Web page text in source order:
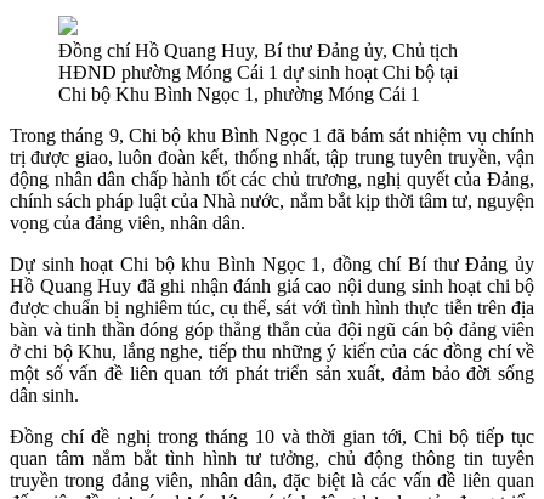
Đồng chí Hồ Quang Huy, Bí thư Đảng ủy, Chủ tịch
HĐND phường Móng Cái 1 dự sinh hoạt Chi bộ tại
Chi bộ Khu Bình Ngọc 1, phường Móng Cái 1
Trong tháng 9, Chi bộ khu Bình Ngọc 1 đã bám sát nhiệm vụ chính
trị được giao, luôn đoàn kết, thống nhất, tập trung tuyên truyền, vận
động nhân dân chấp hành tốt các chủ trương, nghị quyết của Đảng,
chính sách pháp luật của Nhà nước, nắm bắt kịp thời tâm tư, nguyện
vọng của đảng viên, nhân dân.
Dự sinh hoạt Chi bộ khu Bình Ngọc 1, đồng chí Bí thư Đảng ủy
Hồ Quang Huy đã ghi nhận đánh giá cao nội dung sinh hoạt chi bộ
được chuẩn bị nghiêm túc, cụ thể, sát với tình hình thực tiễn trên địa
bàn và tinh thần đóng góp thẳng thắn của đội ngũ cán bộ đảng viên
ở chi bộ Khu, lắng nghe, tiếp thu những ý kiến của các đồng chí về
một số vấn đề liên quan tới phát triển sản xuất, đảm bảo đời sống
dân sinh.
Đồng chí đề nghị trong tháng 10 và thời gian tới, Chi bộ tiếp tục
quan tâm nắm bắt tình hình tư tưởng, chủ động thông tin tuyên
truyền trong đảng viên, nhân dân, đặc biệt là các vấn đề liên quan